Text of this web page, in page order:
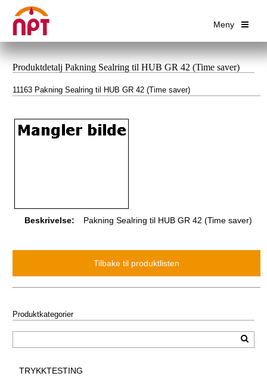
Meny
Produktdetalj Pakning Sealring til HUB GR 42 (Time saver)
11163 Pakning Sealring til HUB GR 42 (Time saver)
Beskrivelse: Pakning Sealring til HUB GR 42 (Time saver)
Produktkategorier
TRYKKTESTING